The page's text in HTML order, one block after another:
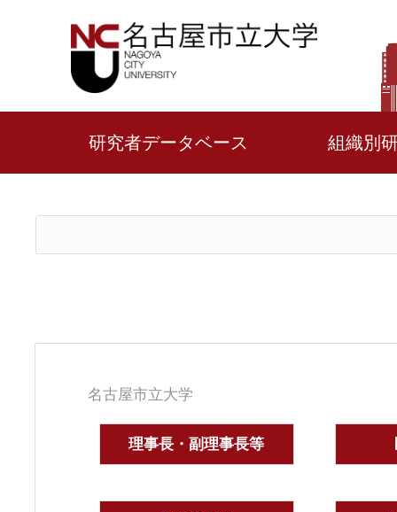
研究者データベース 組織別
名古屋市立大学
理事長・副理事長等